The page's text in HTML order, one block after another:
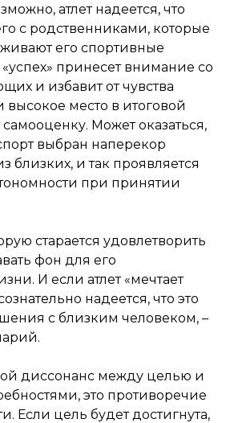
атлет надеется, что
с родственниками, которые
его спортивные
принесет внимание со
и избавит от чувства
высокое место в итоговой
Может оказаться,
выбран наперекор
близких, и так проявляется
при принятии
старается удовлетворить
фон для его
И если атлет «мечтает
надеется, что это
с близким человеком, –
диссонанс между целью и
это противоречие
Если цель будет достигнута,